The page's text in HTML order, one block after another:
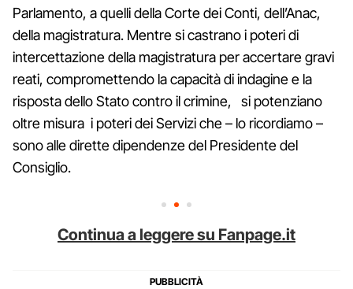
Parlamento, a quelli della Corte dei Conti, dell’Anac,
della magistratura. Mentre si castrano i poteri di
intercettazione della magistratura per accertare gravi
reati, compromettendo la capacità di indagine e la
risposta dello Stato contro il crimine, si potenziano
oltre misura i poteri dei Servizi che – lo ricordiamo –
sono alle dirette dipendenze del Presidente del
Consiglio.
Continua a leggere su Fanpage.it